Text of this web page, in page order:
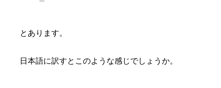
とあります。
日本語に訳すとこのような感じでしょうか。